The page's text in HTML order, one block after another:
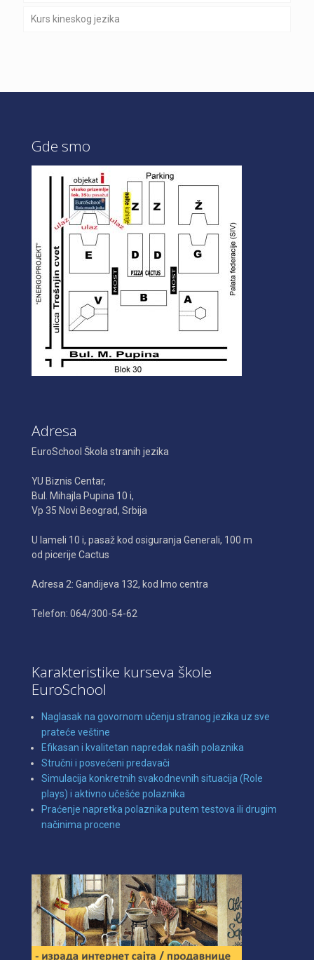
Kurs kineskog jezika
Gde smo
Adresa
EuroSchool Škola stranih jezika
YU Biznis Centar,
Bul. Mihajla Pupina 10 i,
Vp 35 Novi Beograd, Srbija
U lameli 10 i, pasaž kod osiguranja Generali, 100 m
od picerije Cactus
Adresa 2: Gandijeva 132, kod Imo centra
Telefon: 064/300-54-62
Karakteristike kurseva škole
EuroSchool
Naglasak na govornom učenju stranog jezika uz sve
prateće veštine
Efikasan i kvalitetan napredak naših polaznika
Stručni i posvećeni predavači
Simulacija konkretnih svakodnevnih situacija (Role
plays) i aktivno učešće polaznika
Praćenje napretka polaznika putem testova ili drugim
načinima procene